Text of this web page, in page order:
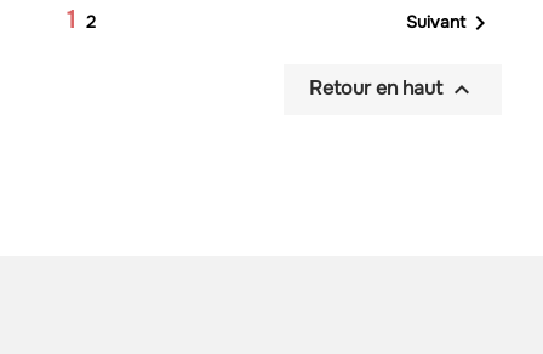
1 2 Suivant
Retour en haut 